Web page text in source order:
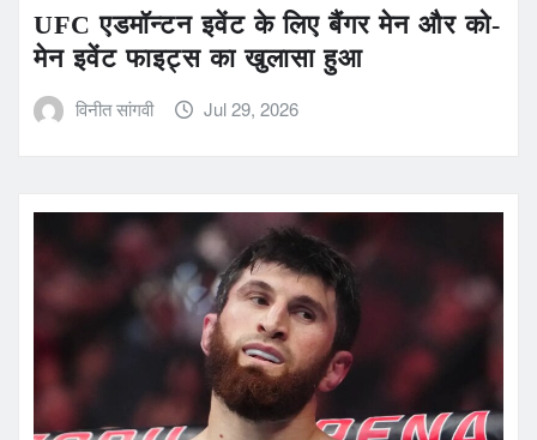
UFC एडमॉन्टन इवेंट के लिए बैंगर मेन और को-
मेन इवेंट फाइट्स का खुलासा हुआ
विनीत सांगवी Jul 29, 2026